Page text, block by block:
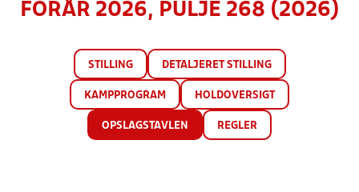
FORÅR 2026, PULJE 268 (2026)
STILLING DETALJERET STILLING
KAMPPROGRAM HOLDOVERSIGT
OPSLAGSTAVLEN REGLER